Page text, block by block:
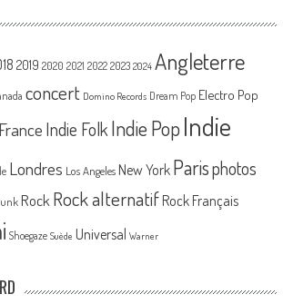
2019 2020 2021 2022 2023 2024 Angleterre
concert Domino Records Dream Pop Electro Pop
France Indie Folk Indie PopIndie
Londres Los Angeles New York Parisphotos
Rock Rock alternatif Rock Français
Shoegaze Suède Universal Warner